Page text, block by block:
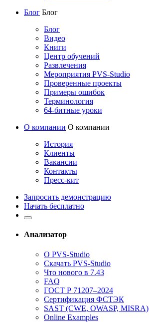
Блог Блог
Блог
Видео
Книги
Центр обучений
Развлечения
Мероприятия PVS-Studio
Проверенные проекты
Примеры ошибок
Терминология
64-битные уроки
О компании О компании
История
Клиенты
Вакансии
Контакты
Пресс-кит
Запросить демонстрацию
Начать бесплатно
Анализатор
О PVS-Studio
Скачать PVS-Studio
Что нового в 7.43
FAQ
ГОСТ Р 71207–2024
Сертификация ФСТЭК
SAST (CWE, OWASP, MISRA)
Online Examples